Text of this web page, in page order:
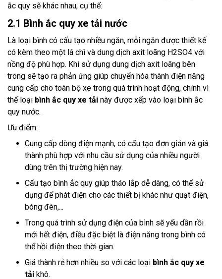
ắc quy sẽ khác nhau, cụ thể:
2.1 Bình ắc quy xe tải nước
Là loại bình có cấu tạo nhiều ngăn, mỗi ngăn được thiết kế
có kèm theo một lá chì và dung dịch axit loãng H2SO4 với
nồng độ phù hợp. Khi sử dụng dung dịch axit loãng bên
trong sẽ tạo ra phản ứng giúp chuyển hóa thành điện năng
cung cấp cho toàn bộ xe trong quá trình hoạt động, chính vì
thế loại bình ắc quy xe tải này được xếp vào loại bình ắc
quy nước.
Ưu điểm:
Cung cấp dòng điện mạnh, có cấu tạo đơn giản và giá
thành phù hợp với nhu cầu sử dụng của nhiều người
dùng trên thị trường hiện nay.
Cấu tạo bình ắc quy giúp tháo lắp dễ dàng, có thể sử
dụng để phát điện cho các thiết bị khác như quạt điện,
bóng đèn,...
Trong quá trình sử dụng điện của bình sẽ yếu dần rồi
mới hết điện, điều đặc biệt là điện năng trong bình có
thể hồi điện theo thời gian.
Giá thành rẻ hơn nhiều so với các loại bình ắc quy xe
tải khô.